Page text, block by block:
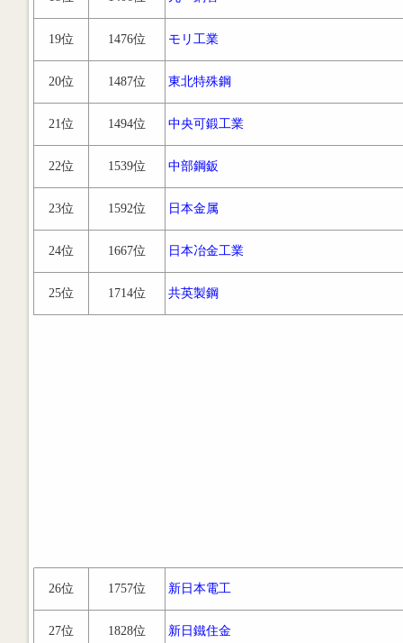
19位 1476位 モリ工業
20位 1487位 東北特殊鋼
21位 1494位 中央可鍛工業
22位 1539位 中部鋼鈑
23位 1592位 日本金属
24位 1667位 日本冶金工業
25位 1714位 共英製鋼
26位 1757位 新日本電工
27位 1828位 新日鐵住金